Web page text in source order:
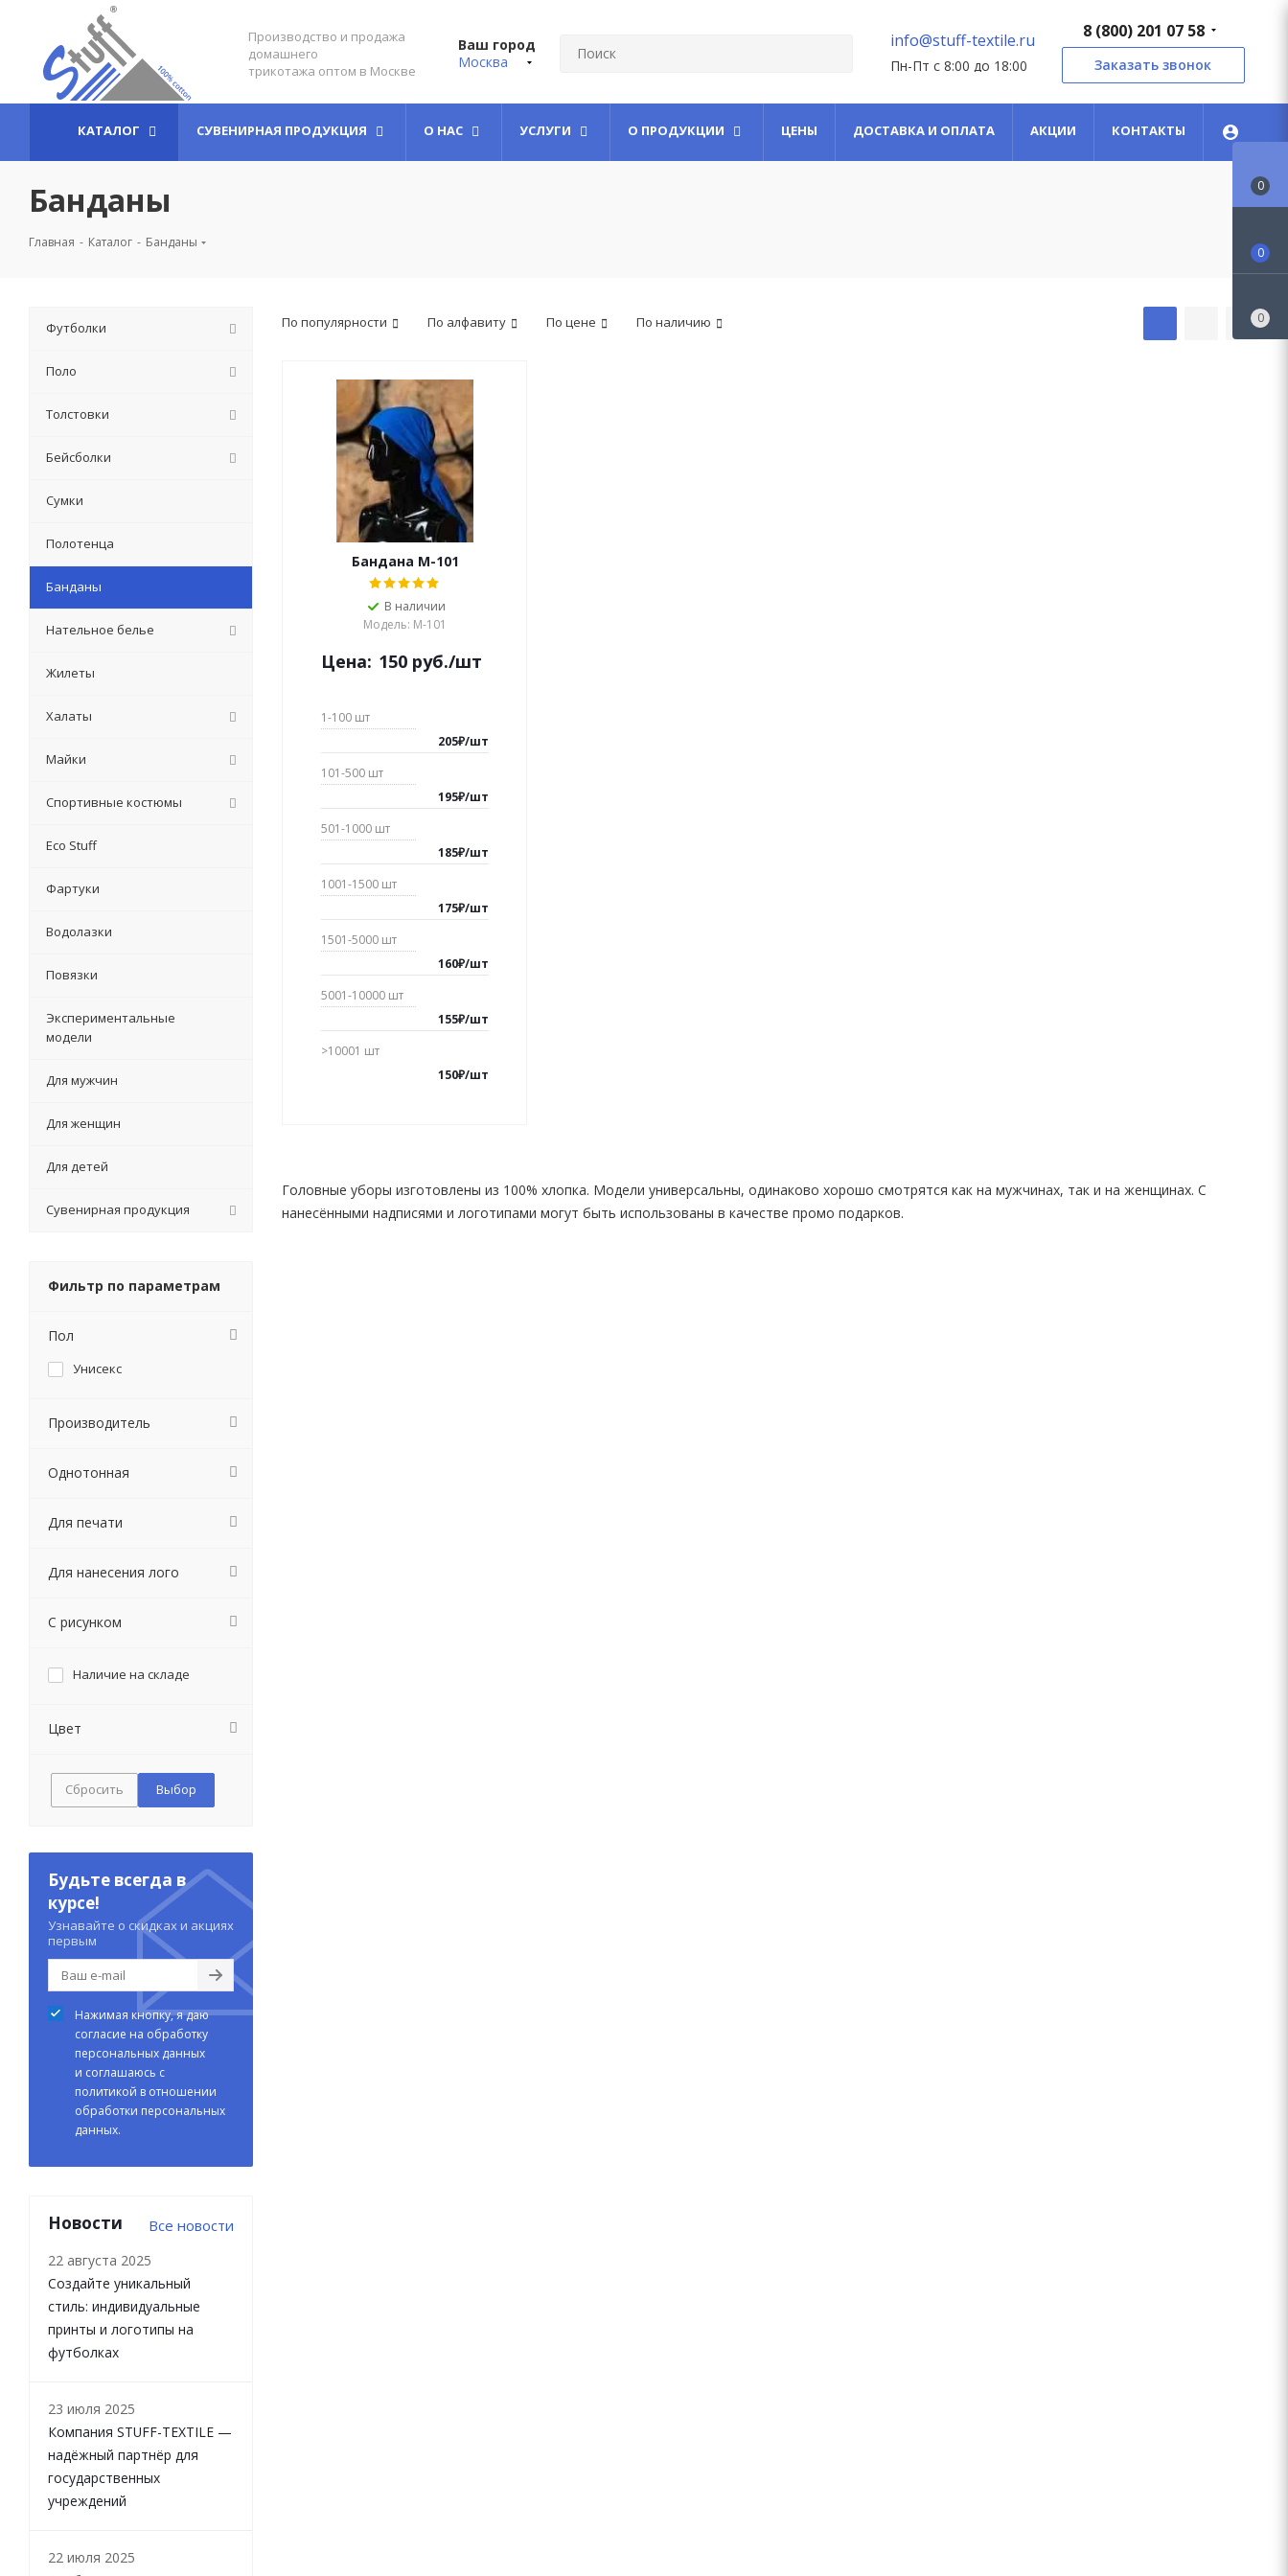
Производство и продажа
домашнего
трикотажа оптом в Москве
Ваш город
Москва
info@stuff-textile.ru
Пн-Пт с 8:00 до 18:00
8 (800) 201 07 58
Заказать звонок
КАТАЛОГ СУВЕНИРНАЯ ПРОДУКЦИЯ О НАС УСЛУГИ О ПРОДУКЦИИ ЦЕНЫ ДОСТАВКА И ОПЛАТА АКЦИИ КОНТАКТЫ
Банданы
Главная - Каталог - Банданы
По популярности По алфавиту По цене По наличию
Бандана М-101
В наличии
Модель: М-101
Цена: 150 руб./шт
1-100 шт
205₽/шт
101-500 шт
195₽/шт
501-1000 шт
185₽/шт
1001-1500 шт
175₽/шт
1501-5000 шт
160₽/шт
5001-10000 шт
155₽/шт
>10001 шт
150₽/шт
Головные уборы изготовлены из 100% хлопка. Модели универсальны, одинаково хорошо смотрятся как на мужчинах, так и на женщинах. С
нанесёнными надписями и логотипами могут быть использованы в качестве промо подарков.
Футболки
Поло
Толстовки
Бейсболки
Сумки
Полотенца
Банданы
Нательное белье
Жилеты
Халаты
Майки
Спортивные костюмы
Eсо Stuff
Фартуки
Водолазки
Повязки
Экспериментальные
модели
Для мужчин
Для женщин
Для детей
Сувенирная продукция
Фильтр по параметрам
Пол
Унисекс
Производитель
Однотонная
Для печати
Для нанесения лого
С рисунком
Наличие на складе
Цвет
Сбросить
Будьте всегда в
курсе!
Узнавайте о скидках и акциях
первым
Нажимая кнопку, я даю
согласие на обработку
персональных данных
и соглашаюсь с
политикой в отношении
обработки персональных
данных.
Новости Все новости
22 августа 2025
Создайте уникальный
стиль: индивидуальные
принты и логотипы на
футболках
23 июля 2025
Компания STUFF-TEXTILE —
надёжный партнёр для
государственных
учреждений
22 июля 2025
0
0
0